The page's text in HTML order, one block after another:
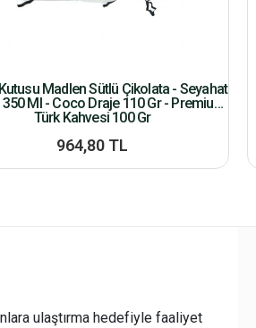
Kutusu Madlen Sütlü Çikolata - Seyahat
350 Ml - Coco Draje 110 Gr - Premium
Türk Kahvesi 100 Gr
964,80 TL
ulaştırma hedefiyle faaliyet